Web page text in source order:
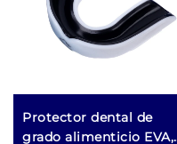
Protector dental de
grado alimenticio EVA,